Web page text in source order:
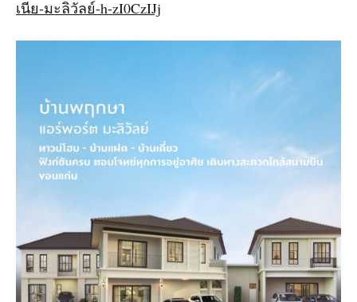
เนีย-มะลิวัลย์-h-zI0CzIJj